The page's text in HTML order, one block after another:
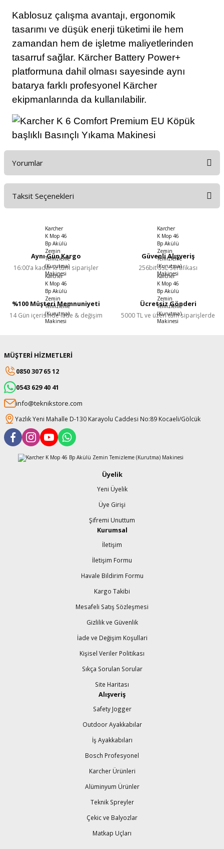
Kablosuz çalışma avantajı, ergonomik
tasarımı ve düşük enerji tüketimi ile hem
zamandan hem de işletme maliyetlerinden
tasarruf sağlar. Kärcher Battery Power+
platformuna dahil olması sayesinde aynı
batarya farklı profesyonel Kärcher
ekipmanlarında da kullanılabilir.
Yorumlar
Taksit Seçenekleri
Aynı Gün Kargo
16:00’a kadar ki tüm siparişler
Güvenli Alışveriş
256bit SSL Sertifikası
%100 Müşteri Memnuniyeti
14 Gün içerisinde iade & değişim
Ücretsiz Gönderi
5000 TL ve üzeri tüm siparişlerde
MÜŞTERİ HİZMETLERİ
0850 307 65 12
0543 629 40 41
info@teknikstore.com
Yazlık Yeni Mahalle D-130 Karayolu Caddesi No:89 Kocaeli/Gölcük
Üyelik
Yeni Üyelik
Üye Girişi
Şifremi Unuttum
Kurumsal
İletişim
İletişim Formu
Havale Bildirim Formu
Kargo Takibi
Mesafeli Satış Sözleşmesi
Gizlilik ve Güvenlik
İade ve Değişim Koşullari
Kişisel Veriler Politikası
Sıkça Sorulan Sorular
Site Haritası
Alışveriş
Safety Jogger
Outdoor Ayakkabılar
İş Ayakkabıları
Bosch Profesyonel
Karcher Ürünleri
Alüminyum Ürünler
Teknik Spreyler
Çekic ve Balyozlar
Matkap Uçları